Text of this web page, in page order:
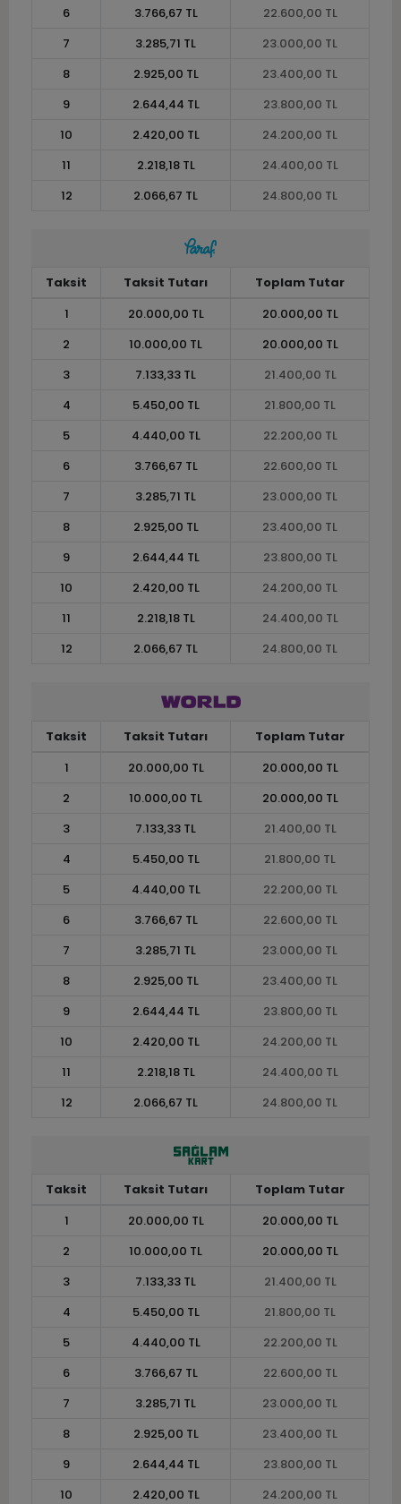
6 3.766,67 TL
22.600,00 TL
7
3.285,71 TL
23.000,00 TL
8
2.925,00 TL
23.400,00 TL
9
2.644,44 TL
23.800,00 TL
10
2.420,00 TL
24.200,00 TL
11
2.218,18 TL
24.400,00 TL
12
2.066,67 TL 24.800,00 TL
Taksit Taksit Tutarı
Toplam Tutar
1
20.000,00 TL
20.000,00 TL
2
10.000,00 TL
20.000,00 TL
3
7.133,33 TL
21.400,00 TL
4
5.450,00 TL
21.800,00 TL
5
4.440,00 TL
22.200,00 TL
6
3.766,67 TL
22.600,00 TL
7
3.285,71 TL
23.000,00 TL
8
2.925,00 TL
23.400,00 TL
9
2.644,44 TL
23.800,00 TL
10
2.420,00 TL
24.200,00 TL
11
2.218,18 TL
24.400,00 TL
12
2.066,67 TL 24.800,00 TL
Taksit Taksit Tutarı
Toplam Tutar
1
20.000,00 TL
20.000,00 TL
2
10.000,00 TL
20.000,00 TL
3
7.133,33 TL
21.400,00 TL
4
5.450,00 TL
21.800,00 TL
5
4.440,00 TL
22.200,00 TL
6
3.766,67 TL
22.600,00 TL
7
3.285,71 TL
23.000,00 TL
8
2.925,00 TL
23.400,00 TL
9
2.644,44 TL
23.800,00 TL
10
2.420,00 TL
24.200,00 TL
11
2.218,18 TL
24.400,00 TL
12
2.066,67 TL 24.800,00 TL
Taksit Taksit Tutarı
Toplam Tutar
1
20.000,00 TL
20.000,00 TL
2
10.000,00 TL
20.000,00 TL
3
7.133,33 TL
21.400,00 TL
4
5.450,00 TL
21.800,00 TL
5
4.440,00 TL
22.200,00 TL
6
3.766,67 TL
22.600,00 TL
7
3.285,71 TL
23.000,00 TL
8
2.925,00 TL
23.400,00 TL
9
2.644,44 TL
23.800,00 TL
10
2.420,00 TL
24.200,00 TL